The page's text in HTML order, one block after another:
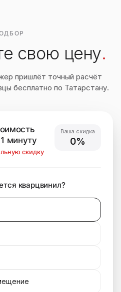
свою цену.
пришлёт точный расчёт
бесплатно по Татарстану.
минуту
скидку
Ваша скидка
0%
кварцвинил?